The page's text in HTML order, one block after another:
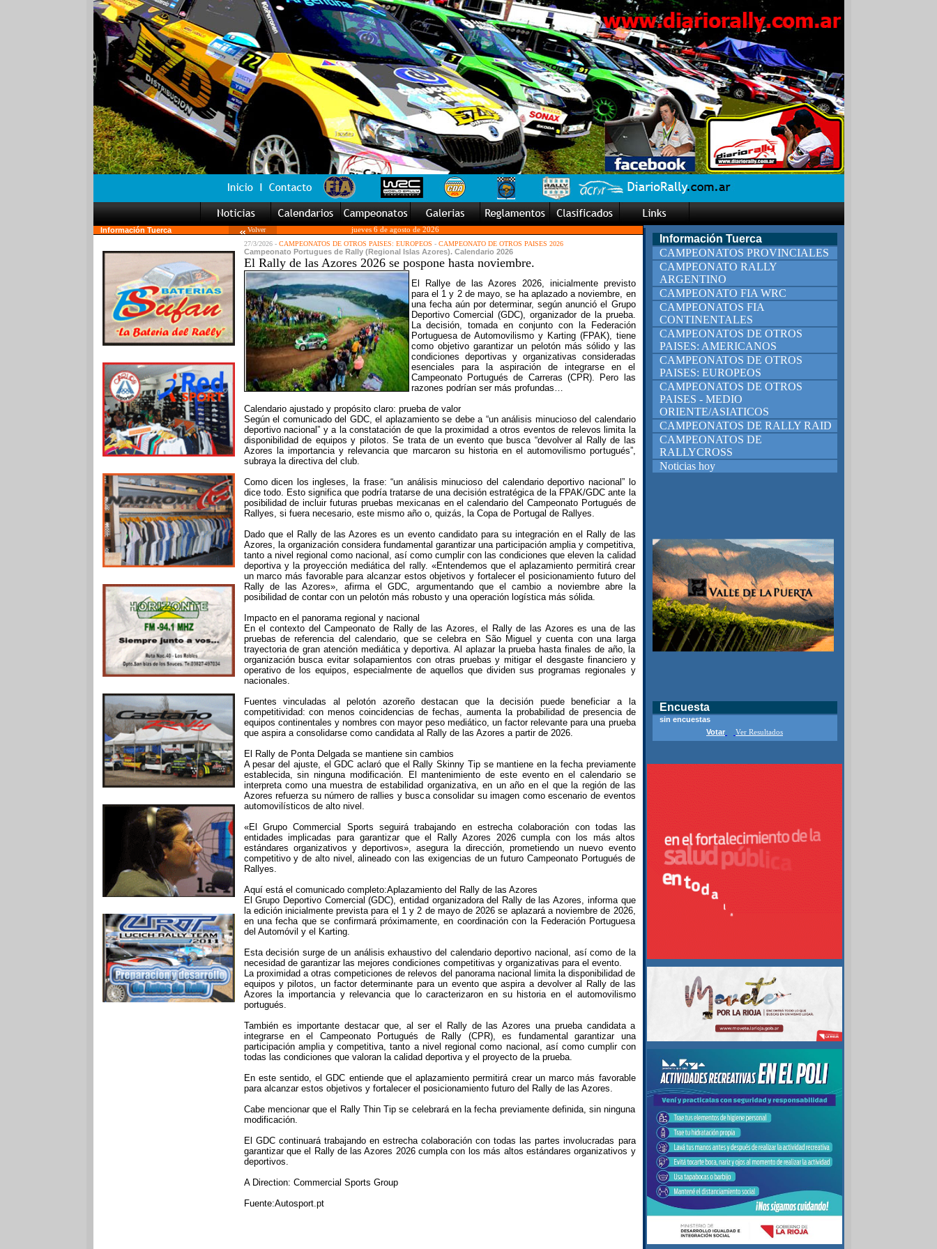
Información Tuerca Volver jueves 6 de agosto de 2026
Información Tuerca
CAMPEONATOS PROVINCIALES
CAMPEONATO RALLY
ARGENTINO
CAMPEONATO FIA WRC
CAMPEONATOS FIA
CONTINENTALES
CAMPEONATOS DE OTROS
PAISES: AMERICANOS
CAMPEONATOS DE OTROS
PAISES: EUROPEOS
CAMPEONATOS DE OTROS
PAISES - MEDIO
ORIENTE/ASIATICOS
CAMPEONATOS DE RALLY RAID
CAMPEONATOS DE
RALLYCROSS
Noticias hoy
Encuesta
sin encuestas
Votar
Ver Resultados
27/3/2026 - CAMPEONATOS DE OTROS PAISES: EUROPEOS - CAMPEONATO DE OTROS PAISES 2026
Campeonato Portugues de Rally (Regional Islas Azores). Calendario 2026
El Rally de las Azores 2026 se pospone hasta noviembre.
El Rallye de las Azores 2026, inicialmente previsto
para el 1 y 2 de mayo, se ha aplazado a noviembre, en
una fecha aún por determinar, según anunció el Grupo
Deportivo Comercial (GDC), organizador de la prueba.
La decisión, tomada en conjunto con la Federación
Portuguesa de Automovilismo y Karting (FPAK), tiene
como objetivo garantizar un pelotón más sólido y las
condiciones deportivas y organizativas consideradas
esenciales para la aspiración de integrarse en el
Campeonato Portugués de Carreras (CPR). Pero las
razones podrían ser más profundas…
Calendario ajustado y propósito claro: prueba de valor
Según el comunicado del GDC, el aplazamiento se debe a “un análisis minucioso del calendario
deportivo nacional” y a la constatación de que la proximidad a otros eventos de relevos limita la
disponibilidad de equipos y pilotos. Se trata de un evento que busca “devolver al Rally de las
Azores la importancia y relevancia que marcaron su historia en el automovilismo portugués”,
subraya la directiva del club.
Como dicen los ingleses, la frase: “un análisis minucioso del calendario deportivo nacional” lo
dice todo. Esto significa que podría tratarse de una decisión estratégica de la FPAK/GDC ante la
posibilidad de incluir futuras pruebas mexicanas en el calendario del Campeonato Portugués de
Rallyes, si fuera necesario, este mismo año o, quizás, la Copa de Portugal de Rallyes.
Dado que el Rally de las Azores es un evento candidato para su integración en el Rally de las
Azores, la organización considera fundamental garantizar una participación amplia y competitiva,
tanto a nivel regional como nacional, así como cumplir con las condiciones que eleven la calidad
deportiva y la proyección mediática del rally. «Entendemos que el aplazamiento permitirá crear
un marco más favorable para alcanzar estos objetivos y fortalecer el posicionamiento futuro del
Rally de las Azores», afirma el GDC, argumentando que el cambio a noviembre abre la
posibilidad de contar con un pelotón más robusto y una operación logística más sólida.
Impacto en el panorama regional y nacional
En el contexto del Campeonato de Rally de las Azores, el Rally de las Azores es una de las
pruebas de referencia del calendario, que se celebra en São Miguel y cuenta con una larga
trayectoria de gran atención mediática y deportiva. Al aplazar la prueba hasta finales de año, la
organización busca evitar solapamientos con otras pruebas y mitigar el desgaste financiero y
operativo de los equipos, especialmente de aquellos que dividen sus programas regionales y
nacionales.
Fuentes vinculadas al pelotón azoreño destacan que la decisión puede beneficiar a la
competitividad: con menos coincidencias de fechas, aumenta la probabilidad de presencia de
equipos continentales y nombres con mayor peso mediático, un factor relevante para una prueba
que aspira a consolidarse como candidata al Rally de las Azores a partir de 2026.
El Rally de Ponta Delgada se mantiene sin cambios
A pesar del ajuste, el GDC aclaró que el Rally Skinny Tip se mantiene en la fecha previamente
establecida, sin ninguna modificación. El mantenimiento de este evento en el calendario se
interpreta como una muestra de estabilidad organizativa, en un año en el que la región de las
Azores refuerza su número de rallies y busca consolidar su imagen como escenario de eventos
automovilísticos de alto nivel.
«El Grupo Commercial Sports seguirá trabajando en estrecha colaboración con todas las
entidades implicadas para garantizar que el Rally Azores 2026 cumpla con los más altos
estándares organizativos y deportivos», asegura la dirección, prometiendo un nuevo evento
competitivo y de alto nivel, alineado con las exigencias de un futuro Campeonato Portugués de
Rallyes.
Aquí está el comunicado completo:Aplazamiento del Rally de las Azores
El Grupo Deportivo Comercial (GDC), entidad organizadora del Rally de las Azores, informa que
la edición inicialmente prevista para el 1 y 2 de mayo de 2026 se aplazará a noviembre de 2026,
en una fecha que se confirmará próximamente, en coordinación con la Federación Portuguesa
del Automóvil y el Karting.
Esta decisión surge de un análisis exhaustivo del calendario deportivo nacional, así como de la
necesidad de garantizar las mejores condiciones competitivas y organizativas para el evento.
La proximidad a otras competiciones de relevos del panorama nacional limita la disponibilidad de
equipos y pilotos, un factor determinante para un evento que aspira a devolver al Rally de las
Azores la importancia y relevancia que lo caracterizaron en su historia en el automovilismo
portugués.
También es importante destacar que, al ser el Rally de las Azores una prueba candidata a
integrarse en el Campeonato Portugués de Rally (CPR), es fundamental garantizar una
participación amplia y competitiva, tanto a nivel regional como nacional, así como cumplir con
todas las condiciones que valoran la calidad deportiva y el proyecto de la prueba.
En este sentido, el GDC entiende que el aplazamiento permitirá crear un marco más favorable
para alcanzar estos objetivos y fortalecer el posicionamiento futuro del Rally de las Azores.
Cabe mencionar que el Rally Thin Tip se celebrará en la fecha previamente definida, sin ninguna
modificación.
El GDC continuará trabajando en estrecha colaboración con todas las partes involucradas para
garantizar que el Rally de las Azores 2026 cumpla con los más altos estándares organizativos y
deportivos.
A Direction: Commercial Sports Group
Fuente:Autosport.pt